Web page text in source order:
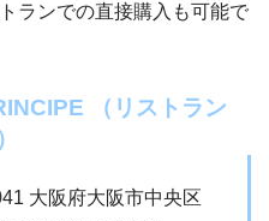
ランでの直接購入も可能で
（リストラン
阪府大阪市中央区